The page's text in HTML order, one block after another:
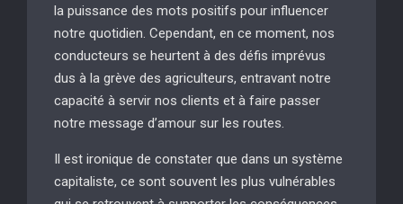
la puissance des mots positifs pour influencer
notre quotidien. Cependant, en ce moment, nos
conducteurs se heurtent à des défis imprévus
dus à la grève des agriculteurs, entravant notre
capacité à servir nos clients et à faire passer
notre message d’amour sur les routes.
Il est ironique de constater que dans un système
capitaliste, ce sont souvent les plus vulnérables